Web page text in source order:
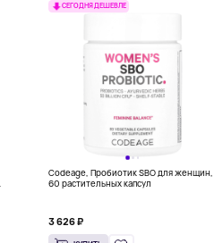
СЕГОДНЯ ДЕШЕВЛЕ
Codeage, Пробиотик SBO для женщин,
60 растительных капсул
3 626 ₽